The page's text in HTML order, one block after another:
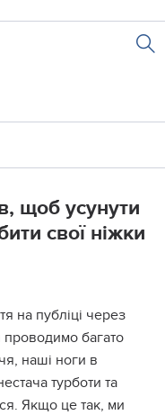
щоб усунути
свої ніжки
на публіці через
проводимо багато
наші ноги в
турботи та
Якщо це так, ми